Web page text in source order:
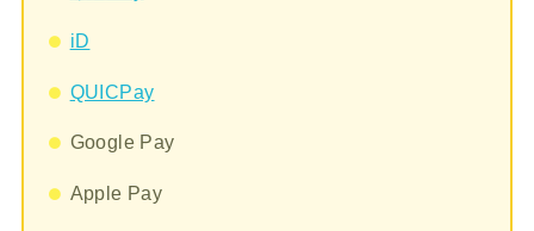
iD
QUICPay
Google Pay
Apple Pay